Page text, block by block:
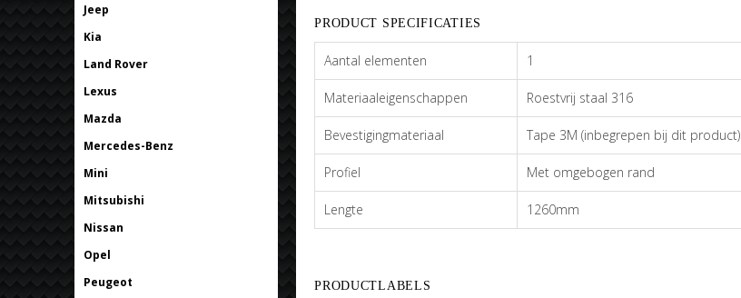
Jeep
Kia
Land Rover
Lexus
Mazda
Mercedes-Benz
Mini
Mitsubishi
Nissan
Opel
Peugeot
PRODUCT SPECIFICATIES
Aantal elementen 1
Materiaaleigenschappen Roestvrij staal 316
Bevestigingmateriaal Tape 3M (inbegrepen bij dit product)
Profiel Met omgebogen rand
Lengte 1260mm
PRODUCTLABELS